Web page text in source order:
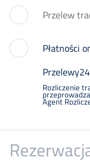
Przelew
Płatności
Przelewy24
Rozliczenie
Agent